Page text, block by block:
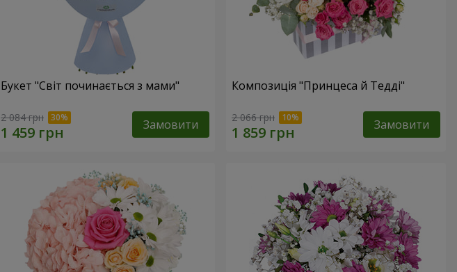
Букет "Світ починається з мами"
2 084 грн Замовити
Композиція "Принцеса й Тедді"
2 066 грн Замовити